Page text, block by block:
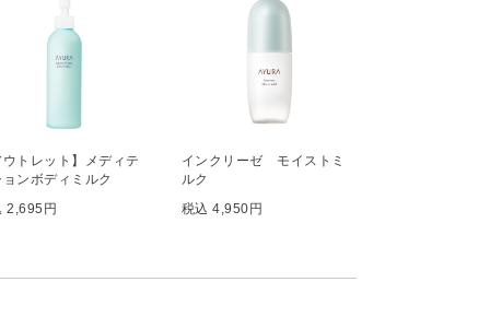
ウトレット】メディテ
ンボディミルク
2,695円
インクリーゼ モイストミ
ルク
税込 4,950円